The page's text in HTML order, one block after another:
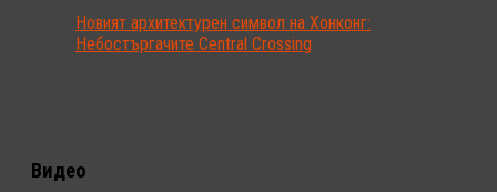
Новият архитектурен символ на Хонконг:
Небостъргачите Central Crossing
Видео